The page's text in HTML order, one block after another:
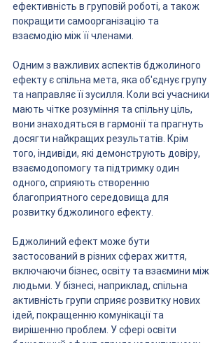
ефективність в груповій роботі, а також
покращити самоорганізацію та
взаємодію між її членами.
Одним з важливих аспектів бджолиного
ефекту є спільна мета, яка об'єднує групу
та направляє її зусилля. Коли всі учасники
мають чітке розуміння та спільну ціль,
вони знаходяться в гармонії та прагнуть
досягти найкращих результатів. Крім
того, індивіди, які демонструють довіру,
взаємодопомогу та підтримку один
одного, сприяють створенню
благоприятного середовища для
розвитку бджолиного ефекту.
Бджолиний ефект може бути
застосований в різних сферах життя,
включаючи бізнес, освіту та взаємини між
людьми. У бізнесі, наприклад, спільна
активність групи сприяє розвитку нових
ідей, покращенню комунікації та
вирішенню проблем. У сфері освіти